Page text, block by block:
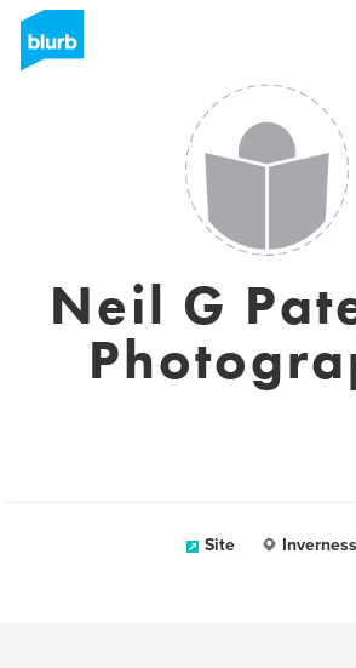
Neil G
Site Inverness